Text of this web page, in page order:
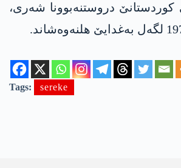
کوردستانێ دروستنەبوونا شەری،
Tags: sereke